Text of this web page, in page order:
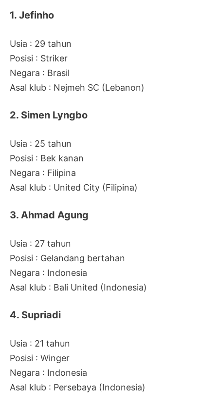
1. Jefinho
Usia : 29 tahun
Posisi : Striker
Negara : Brasil
Asal klub : Nejmeh SC (Lebanon)
2. Simen Lyngbo
Usia : 25 tahun
Posisi : Bek kanan
Negara : Filipina
Asal klub : United City (Filipina)
3. Ahmad Agung
Usia : 27 tahun
Posisi : Gelandang bertahan
Negara : Indonesia
Asal klub : Bali United (Indonesia)
4. Supriadi
Usia : 21 tahun
Posisi : Winger
Negara : Indonesia
Asal klub : Persebaya (Indonesia)